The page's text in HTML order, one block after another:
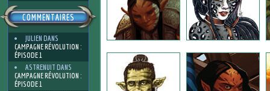
COMMENTAIRES
JULIEN DANS
CAMPAGNE RÉVOLUTION :
ÉPISODE 1
ASTRENUIT DANS
CAMPAGNE RÉVOLUTION :
ÉPISODE 1